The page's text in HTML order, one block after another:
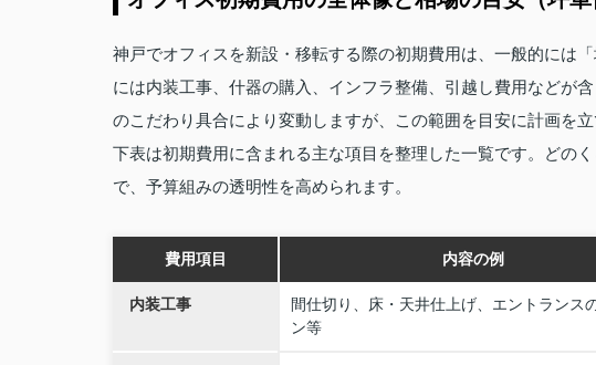
神戸でオフィスを新設・移転する際の初期費用は、一般的には
には内装工事、什器の購入、インフラ整備、引越し費用などが
のこだわり具合により変動しますが、この範囲を目安に計画を立
下表は初期費用に含まれる主な項目を整理した一覧です。どの
で、予算組みの透明性を高められます。
費用項目 内容の例
内装工事
間仕切り、床・天井仕上げ、エントランス
ン等